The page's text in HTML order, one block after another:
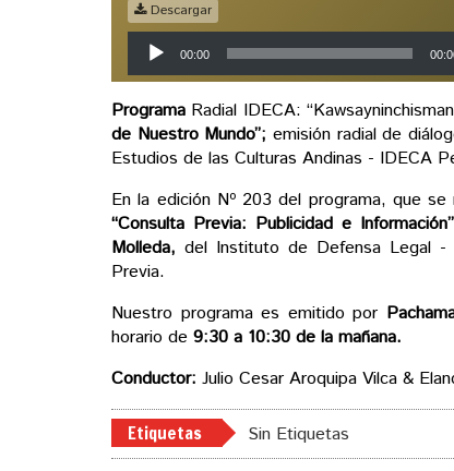
Descargar
Reproductor
de
audio
00:00
Programa Radial IDECA:
de Nuestro Mundo”; emisión radial de
Estudios de las Culturas Andinas - IDECA
En la edición Nº 203 del programa, que se
“Consulta Previa: Publicidad e
Molleda, del Instituto de Defensa Legal
Previa.
Nuestro programa es emitido por
horario de 9:30 a 10:30 de la mañana.
Conductor: Julio Cesar Aroquipa Vilca &
Etiquetas Sin Etiquetas